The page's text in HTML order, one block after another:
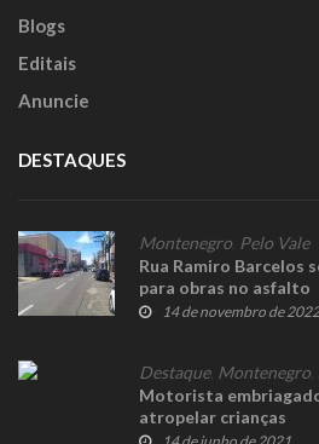
Blogs
Editais
Anuncie
DESTAQUES
Montenegro Pelo Vale
Rua Ramiro Barcelos
para obras no asfalto
14 de novembro de 2022
Destaque, Montenegro
Motorista
atropelar crianças